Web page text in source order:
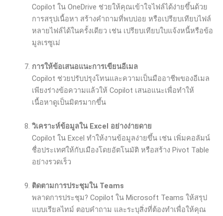
Copilot ใน OneDrive ช่วยให้คุณเข้าใจไฟล์ได้ง่ายขึ้นด้วย
การสรุปเนื้อหา สร้างคำถามที่พบบ่อย หรือเปรียบเทียบไฟล์
หลายไฟล์ได้ในครั้งเดียว เช่น เปรียบเทียบใบแจ้งหนี้หรือข้อ
มูลเรซูเม่
การให้ข้อเสนอแนะการเขียนอีเมล
Copilot ช่วยปรับปรุงโทนและความเป็นมืออาชีพของอีเมล
เพียงร่างข้อความแล้วให้ Copilot เสนอแนะเพื่อทำให้
เนื้อหาดูเป็นมิตรมากขึ้น
วิเคราะห์ข้อมูลในExcel อย่างง่ายดาย
Copilot ใน Excel ทำให้งานข้อมูลง่ายขึ้น เช่น เพิ่มคอลัมน์
ชื่อประเทศให้กับเมืองโดยอัตโนมัติ หรือสร้าง Pivot Table
อย่างรวดเร็ว
ติดตามการประชุมในTeams
พลาดการประชุม? Copilot ใน Microsoft Teams ให้สรุป
แบบเรียลไทม์ ตอบคำถาม และระบุสิ่งที่ต้องทำเพื่อให้คุณ